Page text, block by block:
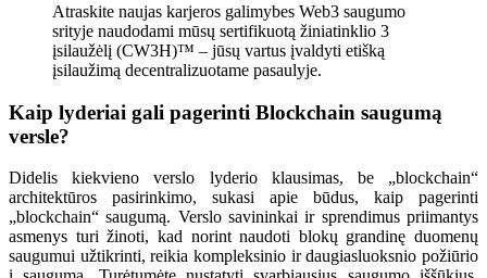
Atraskite naujas karjeros galimybes Web3 saugumo
srityje naudodami mūsų sertifikuotą žiniatinklio 3
įsilaužėlį (CW3H)™ – jūsų vartus įvaldyti etišką
įsilaužimą decentralizuotame pasaulyje.
Kaip lyderiai gali pagerinti Blockchain saugumą
versle?
Didelis kiekvieno verslo lyderio klausimas, be „blockchain“
architektūros pasirinkimo, sukasi apie būdus, kaip pagerinti
„blockchain“ saugumą. Verslo savininkai ir sprendimus priimantys
asmenys turi žinoti, kad norint naudoti blokų grandinę duomenų
saugumui užtikrinti, reikia kompleksinio ir daugiasluoksnio požiūrio